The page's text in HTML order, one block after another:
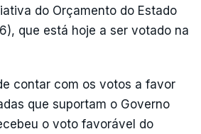
do Orçamento do Estado
que está hoje a ser votado na
contar com os votos a favor
que suportam o Governo
o voto favorável do